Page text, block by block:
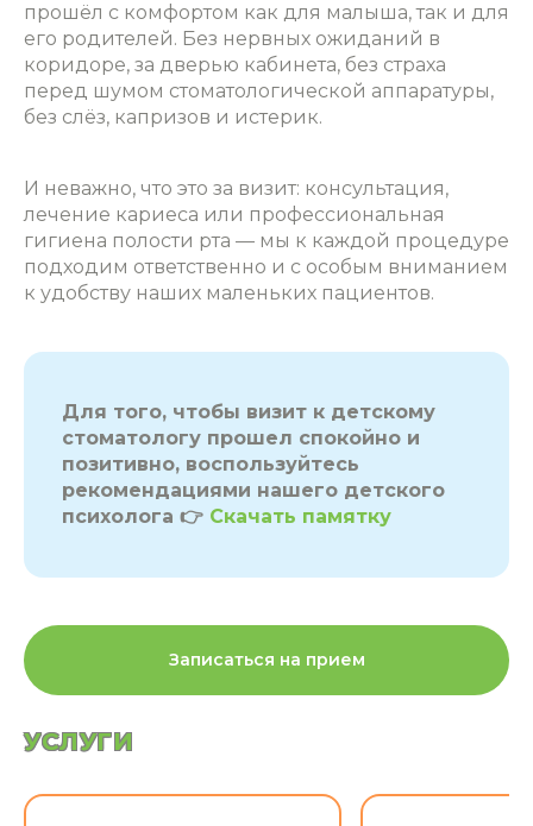
прошёл с комфортом как для малыша, так и для
его родителей. Без нервных ожиданий в
коридоре, за дверью кабинета, без страха
перед шумом стоматологической аппаратуры,
без слёз, капризов и истерик.
И неважно, что это за визит: консультация,
лечение кариеса или профессиональная
гигиена полости рта — мы к каждой процедуре
подходим ответственно и с особым вниманием
к удобству наших маленьких пациентов.
Для того, чтобы визит к детскому
стоматологу прошел спокойно и
позитивно, воспользуйтесь
рекомендациями нашего детского
психолога 👉 Скачать памятку
Записаться на прием
УСЛУГИ